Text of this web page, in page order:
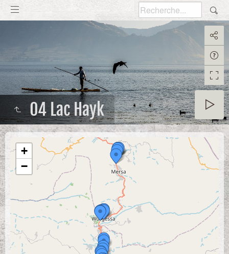
04 Lac Hayk
+
−